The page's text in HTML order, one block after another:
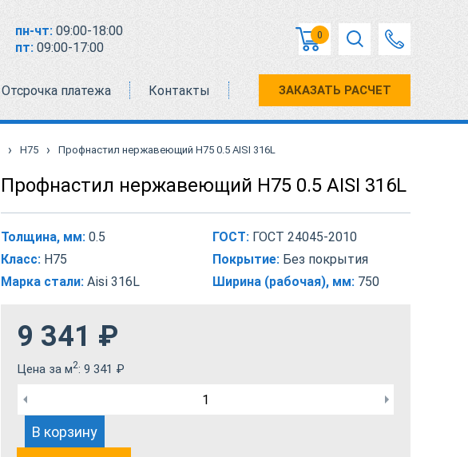
пн-чт: 09:00-18:00
пт: 09:00-17:00
0
Отсрочка платежа Контакты ЗАКАЗАТЬ РАСЧЕТ
› Н75 › Профнастил нержавеющий Н75 0.5 AISI 316L
Профнастил нержавеющий Н75 0.5 AISI 316L
Толщина, мм: 0.5
Класс: Н75
Марка стали: Aisi 316L
ГОСТ: ГОСТ 24045-2010
Покрытие: Без покрытия
Ширина (рабочая), мм: 750
9 341 ₽
Цена за м2: 9 341 ₽
В корзину